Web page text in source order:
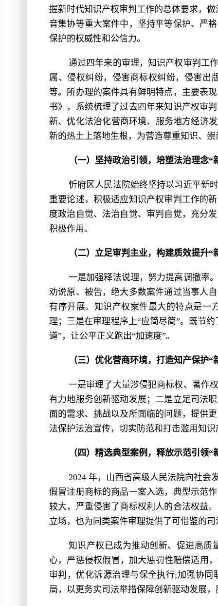
握新时代知识产权审判工作的总体要求，
音集协等重大案件中，坚持平等保护、严
保护的权威性和公信力。
通过四年来的审理，知识产权审判工
属、侵权纠纷，侵害商标权纠纷，侵害出
等。所办理的案件具有鲜明特点，主要表
书》，系统梳理了过去四年来知识产权审
新、优化法治化营商环境、服务地方经济
新的热土上落地生根，为营造尊重知识、
（一）坚持政治引领，培塑法治理念“
忻府区人民法院始终坚持以习近平新
重要论述，积极适应知识产权审判工作的
度政治自觉、法治自觉、审判自觉，充分
积极作用。
（二）立足审判主业，构建质效提升“
一是加强释法说理，努力提高调撤率
劝说原、被告，绝大多数案件通过当事人
有序开展。知识产权案件最大的特点是一
理；三是在审理程序上“应简尽简”。既节
道”，让公平正义跑出“加速度”。
（三）优化营商环境，打造知产保护“
一是审理了大量涉侵犯商标权、著作
有力地服务创新驱动发展；二是立足司法
面的需求、挑战以及所面临的问题，提供
法保护法治宣传，切实防范和打击滥用知
（四）精选典型案例，释放示范引领“
2024 年，山西省高级人民法院向社会
假冒注册商标的商品一案入选，典型示范
较大，严重侵害了商标权利人的合法权益
立场，也为同类案件审理提供了可借鉴的
知识产权已成为推动创新、促进高质
心，严惩侵权假冒，加大惩罚性赔偿适用
审判，优化诉源治理与保全执行;加强协
局，以更务实司法举措保障创新驱动发展